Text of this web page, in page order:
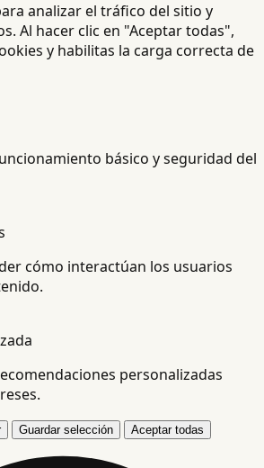
analizar el tráfico del sitio y
Al hacer clic en "Aceptar todas",
y habilitas la carga correcta de
básico y seguridad del
cómo interactúan los usuarios
personalizadas
Guardar selección Aceptar todas